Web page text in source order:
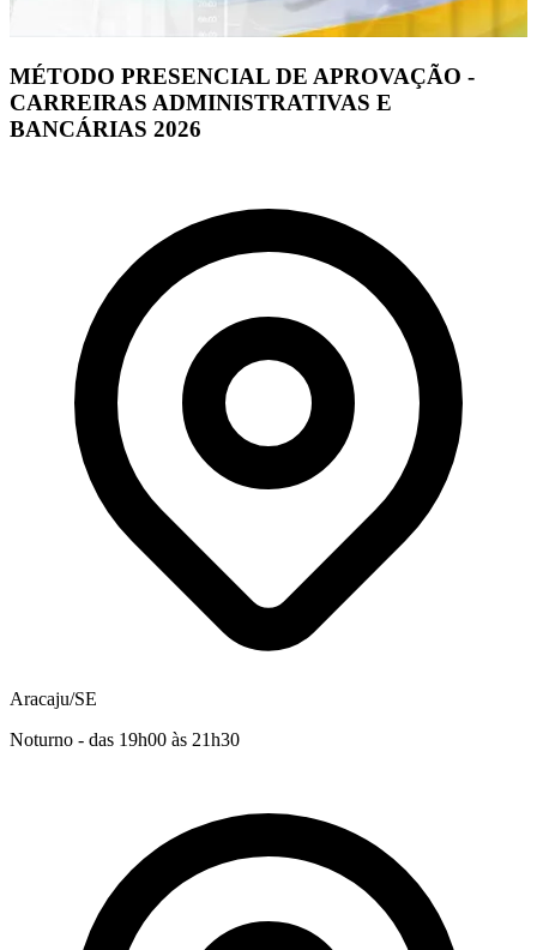
MÉTODO PRESENCIAL DE APROVAÇÃO -
CARREIRAS ADMINISTRATIVAS E
BANCÁRIAS 2026
Aracaju/SE
Noturno - das 19h00 às 21h30